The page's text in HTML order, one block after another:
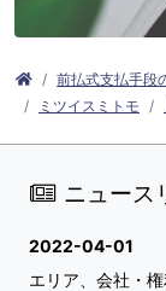
前払式支払手段
ミツイスミトモ
ニュース
2022-04-01
エリア、会社・